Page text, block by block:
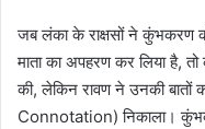
जब लंका के राक्षसों ने कुंभकरण
माता का अपहरण कर लिया है,
की, लेकिन रावण ने उनकी
Connotation) निकाला।